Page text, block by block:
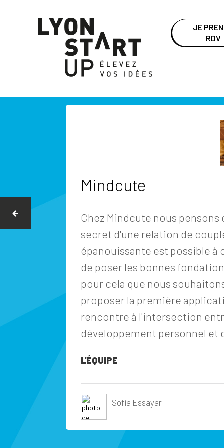
JE
RDV
Mindcute
Chez Mindcute nous pensons
secret d'une relation de
épanouissante est possible
de poser les bonnes
pour cela que nous
proposer la première
rencontre à l'intersection
développement personnel et
L'ÉQUIPE
Sofia Essayar